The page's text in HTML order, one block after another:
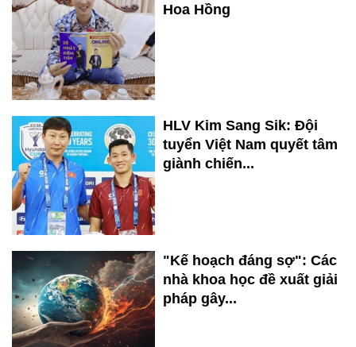
Hoa Hồng
HLV Kim Sang Sik: Đội
tuyển Việt Nam quyết tâm
giành chiến...
"Kế hoạch đáng sợ": Các
nhà khoa học đề xuất giải
pháp gây...